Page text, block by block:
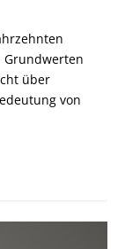
Grundwerten
über
von